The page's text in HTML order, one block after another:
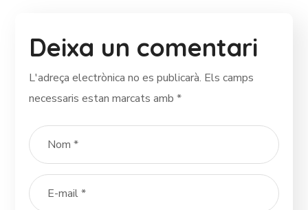
Deixa un comentari
L'adreça electrònica no es publicarà. Els camps
necessaris estan marcats amb*